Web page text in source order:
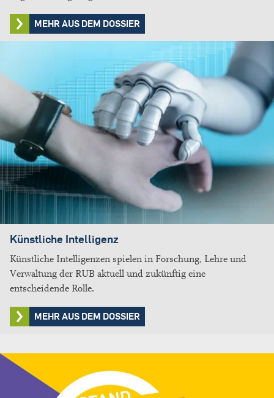
MEHR AUS DEM DOSSIER
Künstliche Intelligenz
Künstliche Intelligenzen spielen in Forschung, Lehre und
Verwaltung der RUB aktuell und zukünftig eine
entscheidende Rolle.
MEHR AUS DEM DOSSIER